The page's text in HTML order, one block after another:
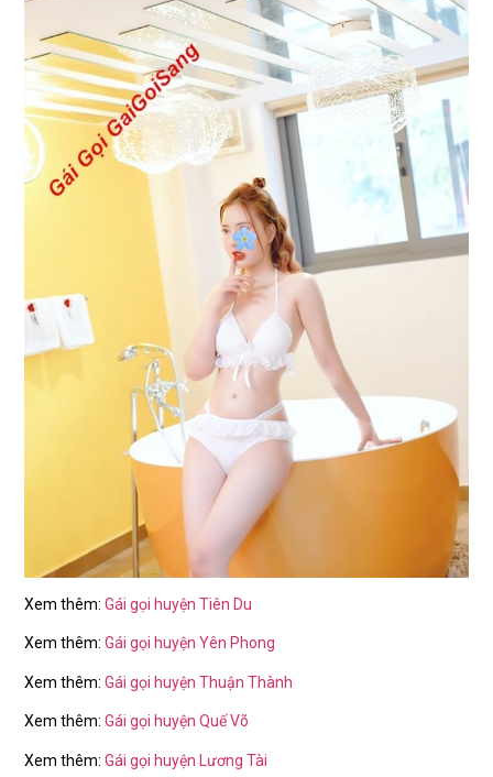
Xem thêm:Gái gọi huyện Tiên Du
Xem thêm:Gái gọi huyện Yên Phong
Xem thêm:Gái gọi huyện Thuận Thành
Xem thêm:Gái gọi huyện Quế Võ
Xem thêm:Gái gọi huyện Lương Tài